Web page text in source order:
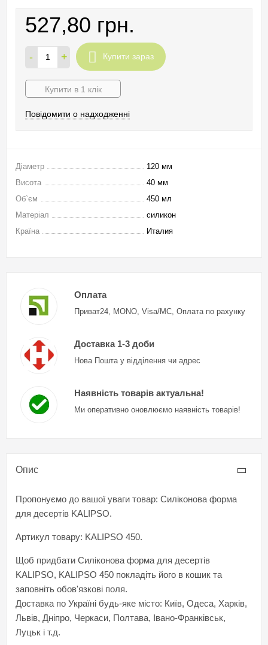
527,80 грн.
- + Купити зараз
Купити в 1 клік
Повідомити о надходженні
Діаметр
120 мм
Висота
40 мм
Об`єм
450 мл
Матеріал
силикон
Країна
Италия
Оплата
Приват24, MONO, Visa/MC, Оплата по рахунку
Доставка 1-3 доби
Нова Пошта у відділення чи адрес
Наявність товарів актуальна!
Ми оперативно оновлюємо наявність товарів!
Опис
Пропонуємо до вашої уваги товар: Силіконова форма
для десертів KALIPSO.
Артикул товару: KALIPSO 450.
Щоб придбати Силіконова форма для десертів
KALIPSO, KALIPSO 450 покладіть його в кошик та
заповніть обов'язкові поля.
Доставка по Україні будь-яке місто: Київ, Одеса, Харків,
Львів, Дніпро, Черкаси, Полтава, Івано-Франківськ,
Луцьк і т.д.